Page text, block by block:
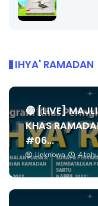
IHYA' RAMADAN
🔴 [LIVE]
KHAS
#06...
Unknown 4